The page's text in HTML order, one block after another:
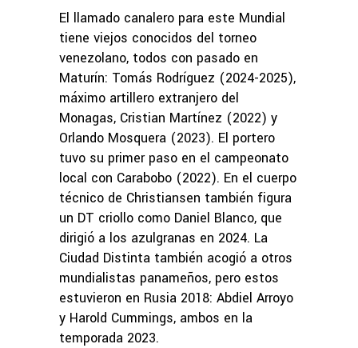
El llamado canalero para este Mundial
tiene viejos conocidos del torneo
venezolano, todos con pasado en
Maturín: Tomás Rodríguez (2024-2025),
máximo artillero extranjero del
Monagas, Cristian Martínez (2022) y
Orlando Mosquera (2023). El portero
tuvo su primer paso en el campeonato
local con Carabobo (2022). En el cuerpo
técnico de Christiansen también figura
un DT criollo como Daniel Blanco, que
dirigió a los azulgranas en 2024. La
Ciudad Distinta también acogió a otros
mundialistas panameños, pero estos
estuvieron en Rusia 2018: Abdiel Arroyo
y Harold Cummings, ambos en la
temporada 2023.